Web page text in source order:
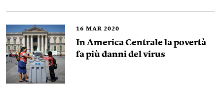
16 MAR 2020
In America Centrale la povertà
fa più danni del virus